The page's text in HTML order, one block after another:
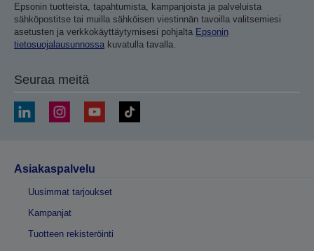
Epsonin tuotteista, tapahtumista, kampanjoista ja palveluista
sähköpostitse tai muilla sähköisen viestinnän tavoilla valitsemiesi
asetusten ja verkkokäyttäytymisesi pohjalta Epsonin
tietosuojalausunnossa kuvatulla tavalla.
Seuraa meitä
Asiakaspalvelu
Uusimmat tarjoukset
Kampanjat
Tuotteen rekisteröinti